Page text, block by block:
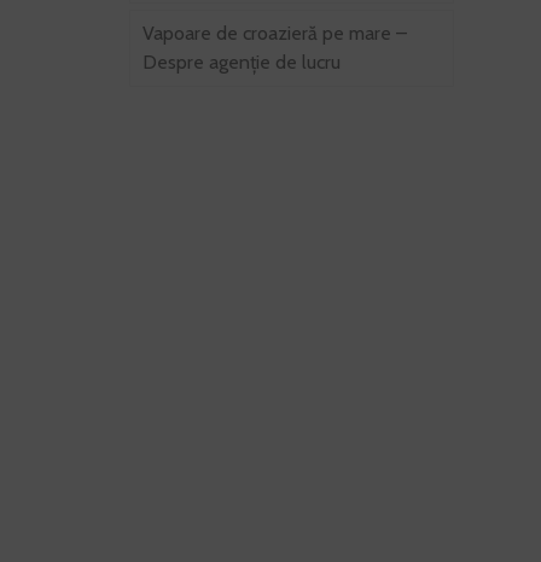
Vapoare de croazieră pe mare –
Despre agenție de lucru